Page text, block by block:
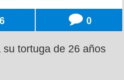
6 0
tortuga de 26 años